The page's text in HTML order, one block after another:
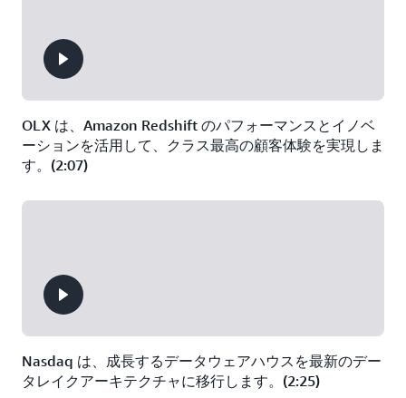
OLX は、Amazon Redshift のパフォーマンスとイノベ
ーションを活用して、クラス最高の顧客体験を実現しま
す。(2:07)
Nasdaq は、成長するデータウェアハウスを最新のデー
タレイクアーキテクチャに移行します。(2:25)